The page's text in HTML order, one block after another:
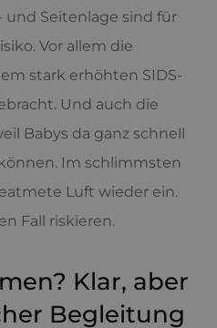
und Seitenlage sind für
Vor allem die
stark erhöhten SIDS-
Und auch die
Babys da ganz schnell
Im schlimmsten
Luft wieder ein.
Fall riskieren.
Klar, aber
Begleitung